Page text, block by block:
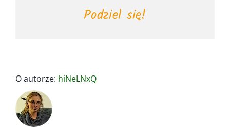
Podziel się!
O autorze: hiNeLNxQ